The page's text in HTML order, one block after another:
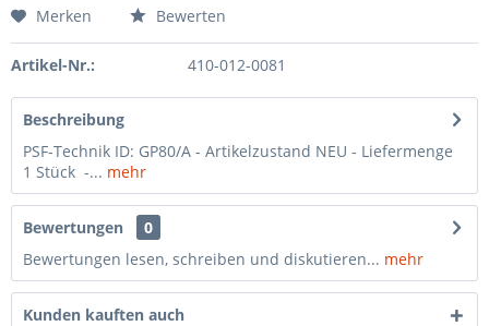
Merken Bewerten
Artikel-Nr.: 410-012-0081
Beschreibung
PSF-Technik ID: GP80/A - Artikelzustand NEU - Liefermenge
1 Stück -... mehr
Bewertungen
0
Bewertungen lesen, schreiben und diskutieren... mehr
Kunden kauften auch